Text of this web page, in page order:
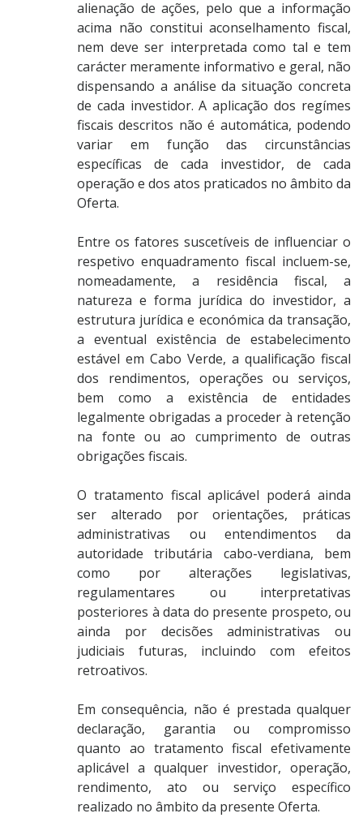
alienação de ações, pelo que a informação
acima não constitui aconselhamento fiscal,
nem deve ser interpretada como tal e tem
carácter meramente informativo e geral, não
dispensando a análise da situação concreta
de cada investidor. A aplicação dos regímes
fiscais descritos não é automática, podendo
variar em função das circunstâncias
específicas de cada investidor, de cada
operação e dos atos praticados no âmbito da
Oferta.
Entre os fatores suscetíveis de influenciar o
respetivo enquadramento fiscal incluem-se,
nomeadamente, a residência fiscal, a
natureza e forma jurídica do investidor, a
estrutura jurídica e económica da transação,
a eventual existência de estabelecimento
estável em Cabo Verde, a qualificação fiscal
dos rendimentos, operações ou serviços,
bem como a existência de entidades
legalmente obrigadas a proceder à retenção
na fonte ou ao cumprimento de outras
obrigações fiscais.
O tratamento fiscal aplicável poderá ainda
ser alterado por orientações, práticas
administrativas ou entendimentos da
autoridade tributária cabo-verdiana, bem
como por alterações legislativas,
regulamentares ou interpretativas
posteriores à data do presente prospeto, ou
ainda por decisões administrativas ou
judiciais futuras, incluindo com efeitos
retroativos.
Em consequência, não é prestada qualquer
declaração, garantia ou compromisso
quanto ao tratamento fiscal efetivamente
aplicável a qualquer investidor, operação,
rendimento, ato ou serviço específico
realizado no âmbito da presente Oferta.